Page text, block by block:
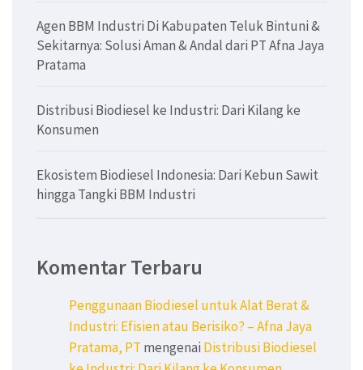
Agen BBM Industri Di Kabupaten Teluk Bintuni &
Sekitarnya: Solusi Aman & Andal dari PT Afna Jaya
Pratama
Distribusi Biodiesel ke Industri: Dari Kilang ke
Konsumen
Ekosistem Biodiesel Indonesia: Dari Kebun Sawit
hingga Tangki BBM Industri
Komentar Terbaru
Penggunaan Biodiesel untuk Alat Berat &
Industri: Efisien atau Berisiko? – Afna Jaya
Pratama, PT mengenai Distribusi Biodiesel